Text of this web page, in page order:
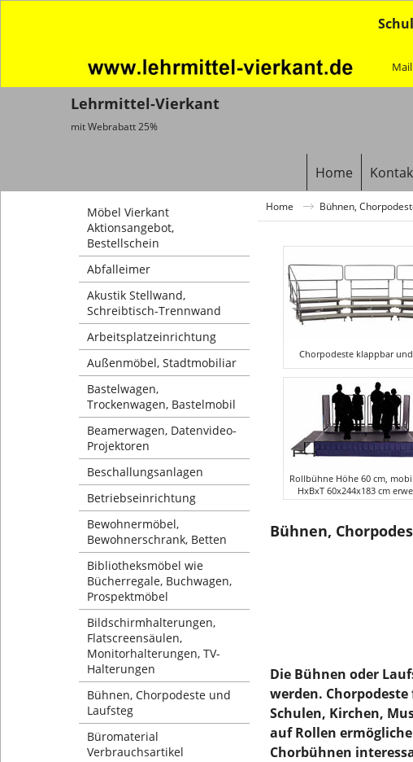
Lehrmittel-Vierkant
mit Webrabatt 25%
Home
Möbel Vierkant
Aktionsangebot,
Bestellschein
Abfalleimer
Akustik Stellwand,
Schreibtisch-Trennwand
Arbeitsplatzeinrichtung
Außenmöbel, Stadtmobiliar
Bastelwagen,
Trockenwagen, Bastelmobil
Beamerwagen, Datenvideo-
Projektoren
Beschallungsanlagen
Betriebseinrichtung
Bewohnermöbel,
Bewohnerschrank, Betten
Bibliotheksmöbel wie
Bücherregale, Buchwagen,
Prospektmöbel
Bildschirmhalterungen,
Flatscreensäulen,
Monitorhalterungen, TV-
Halterungen
Bühnen, Chorpodeste und
Laufsteg
Büromaterial
Verbrauchsartikel
Home Bühnen,
Chorpodeste klappbar
Rollbühne Höhe 60 cm,
HxBxT 60x244x183 cm
Bühnen,
Die Bühnen oder
werden.
Schulen, Kirchen,
auf Rollen
Chorbühnen